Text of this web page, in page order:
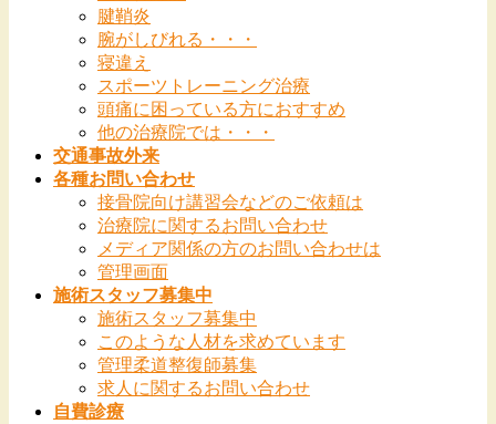
腱鞘炎
腕がしびれる・・・
寝違え
スポーツトレーニング治療
頭痛に困っている方におすすめ
他の治療院では・・・
交通事故外来
各種お問い合わせ
接骨院向け講習会などのご依頼は
治療院に関するお問い合わせ
メディア関係の方のお問い合わせは
管理画面
施術スタッフ募集中
施術スタッフ募集中
このような人材を求めています
管理柔道整復師募集
求人に関するお問い合わせ
自費診療